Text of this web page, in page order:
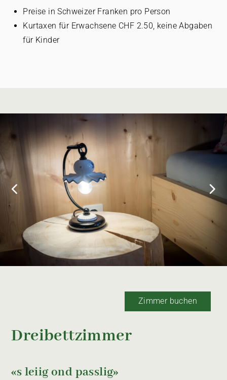
Preise in Schweizer Franken pro Person
Kurtaxen für Erwachsene CHF 2.50, keine Abgaben
für Kinder
Dreibettzimmer
Zimmer buchen
«s leiig ond passlig»